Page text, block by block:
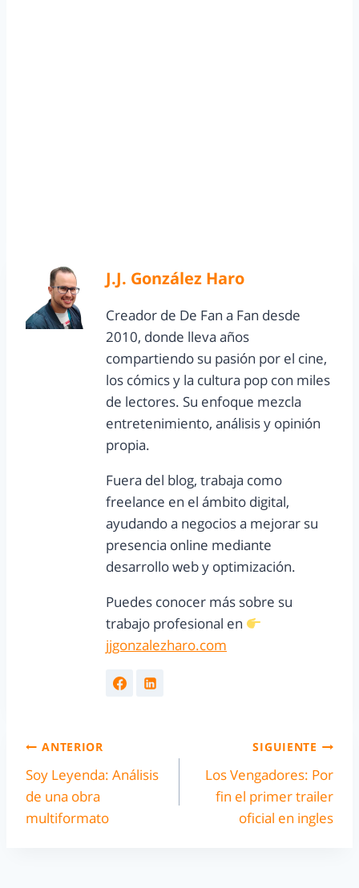
J.J. González Haro
Creador de De Fan a Fan desde
2010, donde lleva años
compartiendo su pasión por el cine,
los cómics y la cultura pop con miles
de lectores. Su enfoque mezcla
entretenimiento, análisis y opinión
propia.
Fuera del blog, trabaja como
freelance en el ámbito digital,
ayudando a negocios a mejorar su
presencia online mediante
desarrollo web y optimización.
Puedes conocer más sobre su
trabajo profesional en
jjgonzalezharo.com
ANTERIOR
Soy Leyenda: Análisis
de una obra
multiformato
SIGUIENTE
Los Vengadores: Por
fin el primer trailer
oficial en ingles